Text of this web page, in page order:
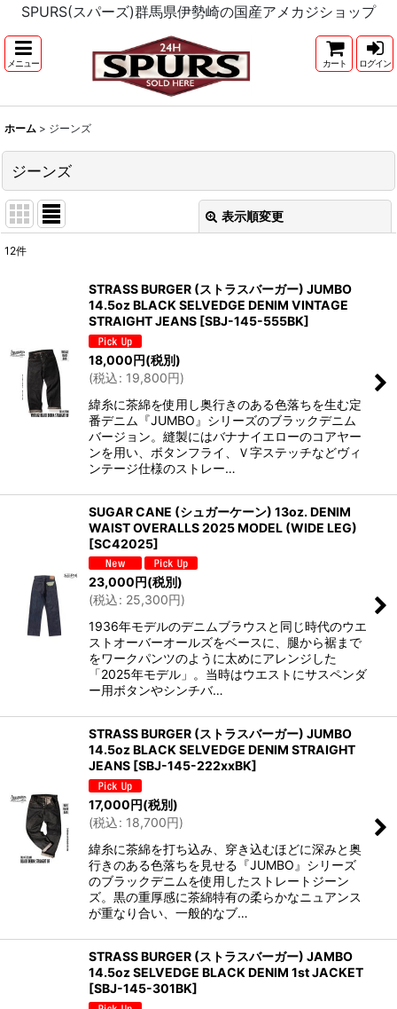
SPURS(スパーズ)群馬県伊勢崎の国産アメカジショップ
メニュー カート ログイン
ホーム > ジーンズ
ジーンズ
表示順変更
絞り込む
12件
STRASS BURGER (ストラスバーガー) JUMBO
14.5oz BLACK SELVEDGE DENIM VINTAGE
STRAIGHT JEANS [SBJ-145-555BK]
18,000円(税別)
(税込: 19,800円)
緯糸に茶綿を使用し奥行きのある色落ちを生む定
番デニム『JUMBO』シリーズのブラックデニム
バージョン。縫製にはバナナイエローのコアヤー
ンを用い、ボタンフライ、Ｖ字ステッチなどヴィ
ンテージ仕様のストレー…
SUGAR CANE (シュガーケーン) 13oz. DENIM
WAIST OVERALLS 2025 MODEL (WIDE LEG)
[SC42025]
23,000円(税別)
(税込: 25,300円)
1936年モデルのデニムブラウスと同じ時代のウエ
ストオーバーオールズをベースに、腿から裾まで
をワークパンツのように太めにアレンジした
「2025年モデル」。当時はウエストにサスペンダ
ー用ボタンやシンチバ…
STRASS BURGER (ストラスバーガー) JUMBO
14.5oz BLACK SELVEDGE DENIM STRAIGHT
JEANS [SBJ-145-222xxBK]
17,000円(税別)
(税込: 18,700円)
緯糸に茶綿を打ち込み、穿き込むほどに深みと奥
行きのある色落ちを見せる『JUMBO』シリーズ
のブラックデニムを使用したストレートジーン
ズ。黒の重厚感に茶綿特有の柔らかなニュアンス
が重なり合い、一般的なブ…
STRASS BURGER (ストラスバーガー) JAMBO
14.5oz SELVEDGE BLACK DENIM 1st JACKET
[SBJ-145-301BK]